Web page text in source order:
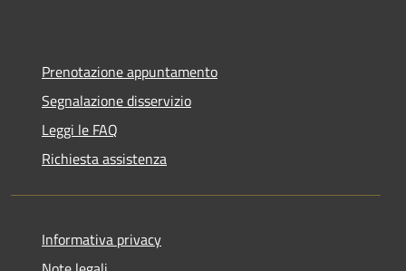
Prenotazione appuntamento
Segnalazione disservizio
Leggi le FAQ
Richiesta assistenza
Informativa privacy